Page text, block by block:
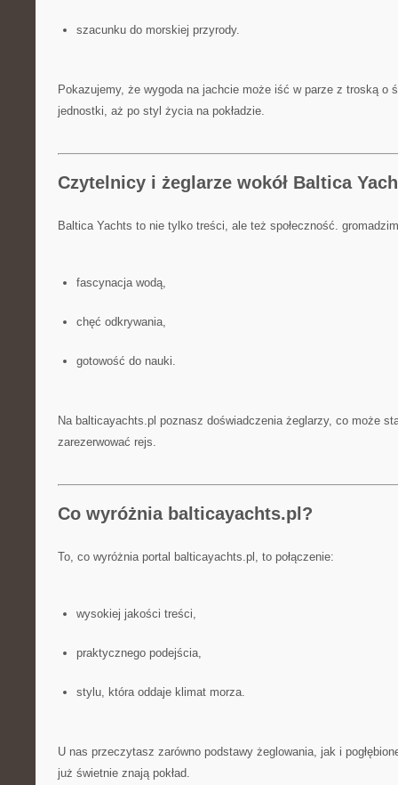
szacunku do morskiej przyrody.
Pokazujemy, że wygoda na jachcie może iść w parze z troską o
jednostki, aż po styl życia na pokładzie.
Czytelnicy i żeglarze wokół Baltica
Baltica Yachts to nie tylko treści, ale też społeczność.
fascynacja wodą,
chęć odkrywania,
gotowość do nauki.
Na balticayachts.pl poznasz doświadczenia żeglarzy, co może
zarezerwować rejs.
Co wyróżnia balticayachts.pl?
To, co wyróżnia portal balticayachts.pl, to połączenie:
wysokiej jakości treści,
praktycznego podejścia,
stylu, która oddaje klimat morza.
U nas przeczytasz zarówno podstawy żeglowania, jak i
już świetnie znają pokład.